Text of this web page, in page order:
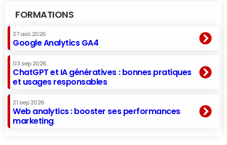
FORMATIONS
27 aoû 2026
Google Analytics GA4
03 sep 2026
ChatGPT et IA génératives : bonnes pratiques
et usages responsables
21 sep 2026
Web analytics : booster ses performances
marketing